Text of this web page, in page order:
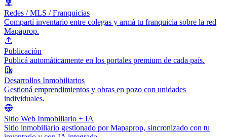
Redes / MLS / Franquicias
Compartí inventario entre colegas y armá tu franquicia sobre la red
Mapaprop.
Publicación
Publicá automáticamente en los portales premium de cada país.
Desarrollos Inmobiliarios
Gestioná emprendimientos y obras en pozo con unidades
individuales.
Sitio Web Inmobiliario + IA
Sitio inmobiliario gestionado por Mapaprop, sincronizado con tu